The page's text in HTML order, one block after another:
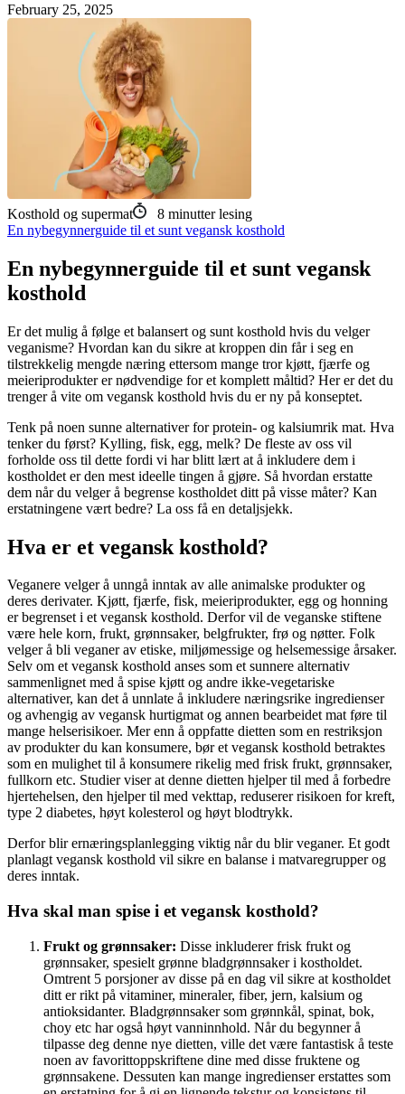
February 25, 2025
Kosthold og supermat 8 minutter lesing
En nybegynnerguide til et sunt vegansk kosthold
En nybegynnerguide til et sunt vegansk
kosthold
Er det mulig å følge et balansert og sunt kosthold hvis du velger
veganisme? Hvordan kan du sikre at kroppen din får i seg en
tilstrekkelig mengde næring ettersom mange tror kjøtt, fjærfe og
meieriprodukter er nødvendige for et komplett måltid? Her er det du
trenger å vite om vegansk kosthold hvis du er ny på konseptet.
Tenk på noen sunne alternativer for protein- og kalsiumrik mat. Hva
tenker du først? Kylling, fisk, egg, melk? De fleste av oss vil
forholde oss til dette fordi vi har blitt lært at å inkludere dem i
kostholdet er den mest ideelle tingen å gjøre. Så hvordan erstatte
dem når du velger å begrense kostholdet ditt på visse måter? Kan
erstatningene vært bedre? La oss få en detaljsjekk.
Hva er et vegansk kosthold?
Veganere velger å unngå inntak av alle animalske produkter og
deres derivater. Kjøtt, fjærfe, fisk, meieriprodukter, egg og honning
er begrenset i et vegansk kosthold. Derfor vil de veganske stiftene
være hele korn, frukt, grønnsaker, belgfrukter, frø og nøtter. Folk
velger å bli veganer av etiske, miljømessige og helsemessige årsaker.
Selv om et vegansk kosthold anses som et sunnere alternativ
sammenlignet med å spise kjøtt og andre ikke-vegetariske
alternativer, kan det å unnlate å inkludere næringsrike ingredienser
og avhengig av vegansk hurtigmat og annen bearbeidet mat føre til
mange helserisikoer. Mer enn å oppfatte dietten som en restriksjon
av produkter du kan konsumere, bør et vegansk kosthold betraktes
som en mulighet til å konsumere rikelig med frisk frukt, grønnsaker,
fullkorn etc. Studier viser at denne dietten hjelper til med å forbedre
hjertehelsen, den hjelper til med vekttap, reduserer risikoen for kreft,
type 2 diabetes, høyt kolesterol og høyt blodtrykk.
Derfor blir ernæringsplanlegging viktig når du blir veganer. Et godt
planlagt vegansk kosthold vil sikre en balanse i matvaregrupper og
deres inntak.
Hva skal man spise i et vegansk kosthold?
Frukt og grønnsaker: Disse inkluderer frisk frukt og
grønnsaker, spesielt grønne bladgrønnsaker i kostholdet.
Omtrent 5 porsjoner av disse på en dag vil sikre at kostholdet
ditt er rikt på vitaminer, mineraler, fiber, jern, kalsium og
antioksidanter. Bladgrønnsaker som grønnkål, spinat, bok,
choy etc har også høyt vanninnhold. Når du begynner å
tilpasse deg denne nye dietten, ville det være fantastisk å teste
noen av favorittoppskriftene dine med disse fruktene og
grønnsakene. Dessuten kan mange ingredienser erstattes som